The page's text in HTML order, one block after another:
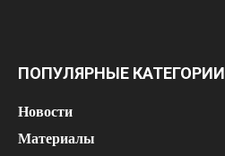
ПОПУЛЯРНЫЕ КАТЕГОРИИ
Новости
Материалы